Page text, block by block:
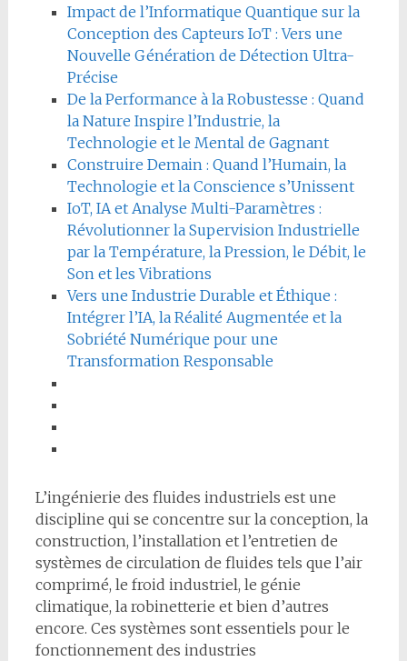
Impact de l’Informatique Quantique sur la
Conception des Capteurs IoT : Vers une
Nouvelle Génération de Détection Ultra-
Précise
De la Performance à la Robustesse : Quand
la Nature Inspire l’Industrie, la
Technologie et le Mental de Gagnant
Construire Demain : Quand l’Humain, la
Technologie et la Conscience s’Unissent
IoT, IA et Analyse Multi-Paramètres :
Révolutionner la Supervision Industrielle
par la Température, la Pression, le Débit, le
Son et les Vibrations
Vers une Industrie Durable et Éthique :
Intégrer l’IA, la Réalité Augmentée et la
Sobriété Numérique pour une
Transformation Responsable
L’ingénierie des fluides industriels est une
discipline qui se concentre sur la conception, la
construction, l’installation et l’entretien de
systèmes de circulation de fluides tels que l’air
comprimé, le froid industriel, le génie
climatique, la robinetterie et bien d’autres
encore. Ces systèmes sont essentiels pour le
fonctionnement des industries